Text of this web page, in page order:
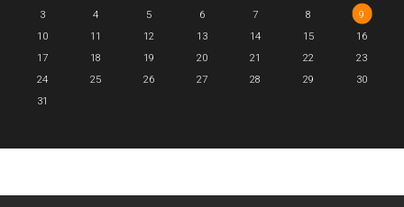
3
4 5 6 7 8
9
10
11 12 13 14 15
16
17
18 19 20 21 22
23
24
25 26 27 28 29
30
31